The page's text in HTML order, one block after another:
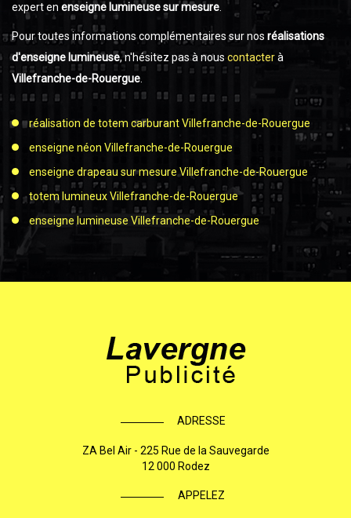
expert en enseigne lumineuse sur mesure
Pour toutes informations complémentaires sur nos réalisations
d'enseigne lumineuse, n'hésitez pas à nouscontacterà
Villefranche-de-Rouergue
réalisation de totem carburant Villefranche-de-Rouergue
enseigne néon Villefranche-de-Rouergue
enseigne drapeau sur mesure Villefranche-de-Rouergue
totem lumineux Villefranche-de-Rouergue
enseigne lumineuse Villefranche-de-Rouergue
ADRESSE
ZA Bel Air - 225 Rue de la Sauvegarde
12 000 Rodez
APPELEZ